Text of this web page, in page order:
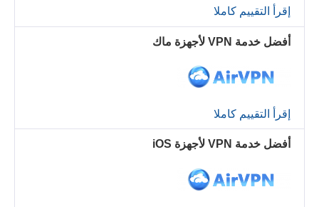
إقرأ التقييم كاملا
أفضل خدمة VPN لأجهزة ماك
إقرأ التقييم كاملا
أفضل خدمة VPN لأجهزة iOS